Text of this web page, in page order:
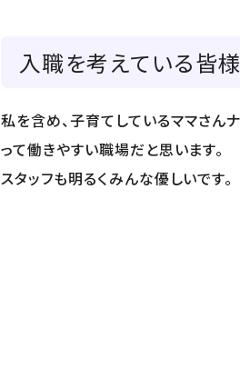
入職を考えている皆
私を含め、子育てしているママさ
って働きやすい職場だと思います。
スタッフも明るくみんな優しいです。